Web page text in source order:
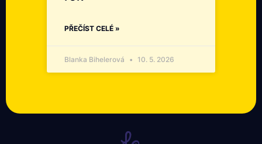
PŘEČÍST CELÉ »
Blanka Bihelerová 10. 5. 2026